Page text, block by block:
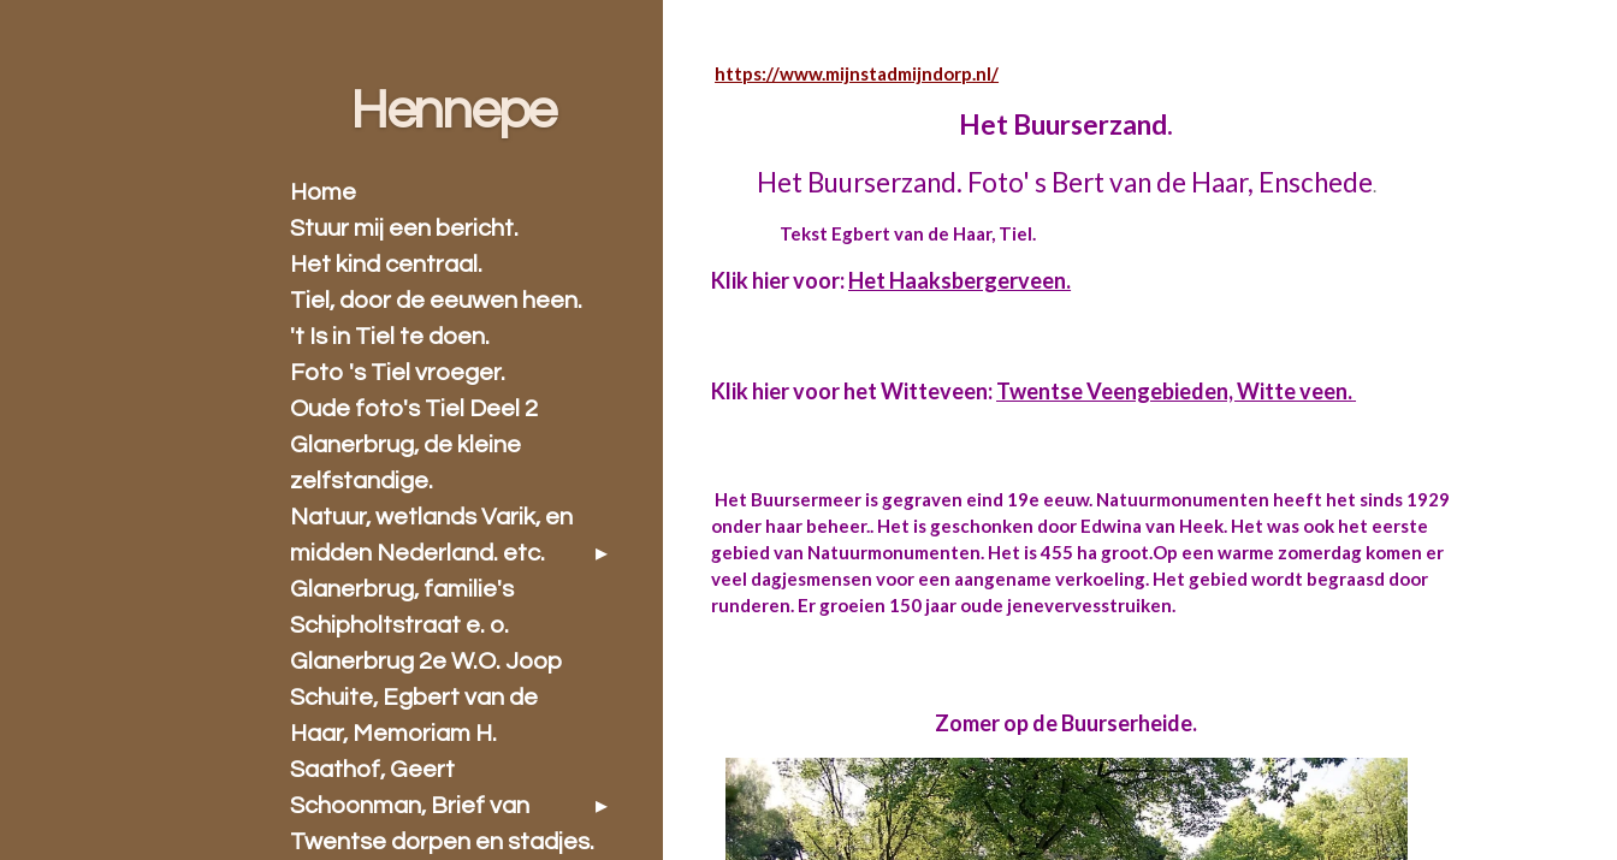
https://www.mijnstadmijndorp.nl/
Het Buurserzand.
Het Buurserzand. Foto' s Bert van de Haar, Enschede
Tekst Egbert van de Haar, Tiel.
Klik hier voor:Het Haaksbergerveen.
Klik hier voor het Witteveen:Twentse Veengebieden, Witte veen.
Het Buursermeer is gegraven eind 19e eeuw. Natuurmonumenten heeft het sinds 1929
onder haar beheer.. Het is geschonken door Edwina van Heek. Het was ook het eerste
gebied van Natuurmonumenten. Het is 455 ha groot.Op een warme zomerdag komen er
veel dagjesmensen voor een aangename verkoeling. Het gebied wordt begraasd door
runderen. Er groeien 150 jaar oude jenevervesstruiken.
Zomer op de Buurserheide.
Hennepe
Home
Stuur mij een bericht.
Het kind centraal.
Tiel, door de eeuwen heen.
't Is in Tiel te doen.
Foto 's Tiel vroeger.
Oude foto's Tiel Deel 2
Glanerbrug, de kleine
zelfstandige.
Natuur, wetlands Varik, en
midden Nederland. etc.
Glanerbrug, familie's
Schipholtstraat e. o.
Glanerbrug 2e W.O. Joop
Schuite, Egbert van de
Haar, Memoriam H.
Saathof, Geert
Schoonman, Brief van
Twentse dorpen en stadjes.